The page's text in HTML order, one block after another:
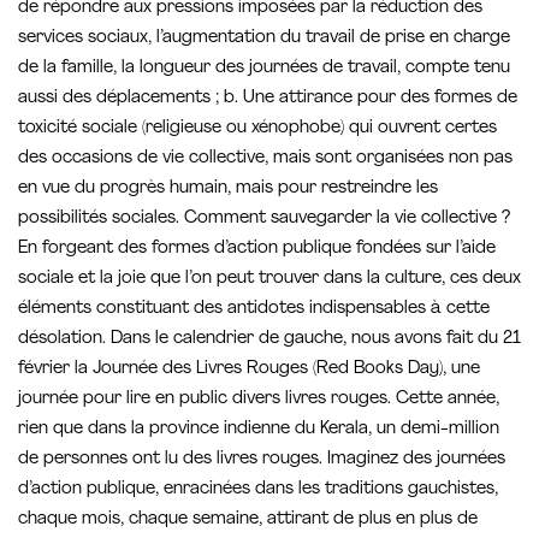
de répondre aux pressions imposées par la réduction des
services sociaux, l’augmentation du travail de prise en charge
de la famille, la longueur des journées de travail, compte tenu
aussi des déplacements ; b. Une attirance pour des formes de
toxicité sociale (religieuse ou xénophobe) qui ouvrent certes
des occasions de vie collective, mais sont organisées non pas
en vue du progrès humain, mais pour restreindre les
possibilités sociales. Comment sauvegarder la vie collective ?
En forgeant des formes d’action publique fondées sur l’aide
sociale et la joie que l’on peut trouver dans la culture, ces deux
éléments constituant des antidotes indispensables à cette
désolation. Dans le calendrier de gauche, nous avons fait du 21
février la Journée des Livres Rouges (Red Books Day), une
journée pour lire en public divers livres rouges. Cette année,
rien que dans la province indienne du Kerala, un demi-million
de personnes ont lu des livres rouges. Imaginez des journées
d’action publique, enracinées dans les traditions gauchistes,
chaque mois, chaque semaine, attirant de plus en plus de